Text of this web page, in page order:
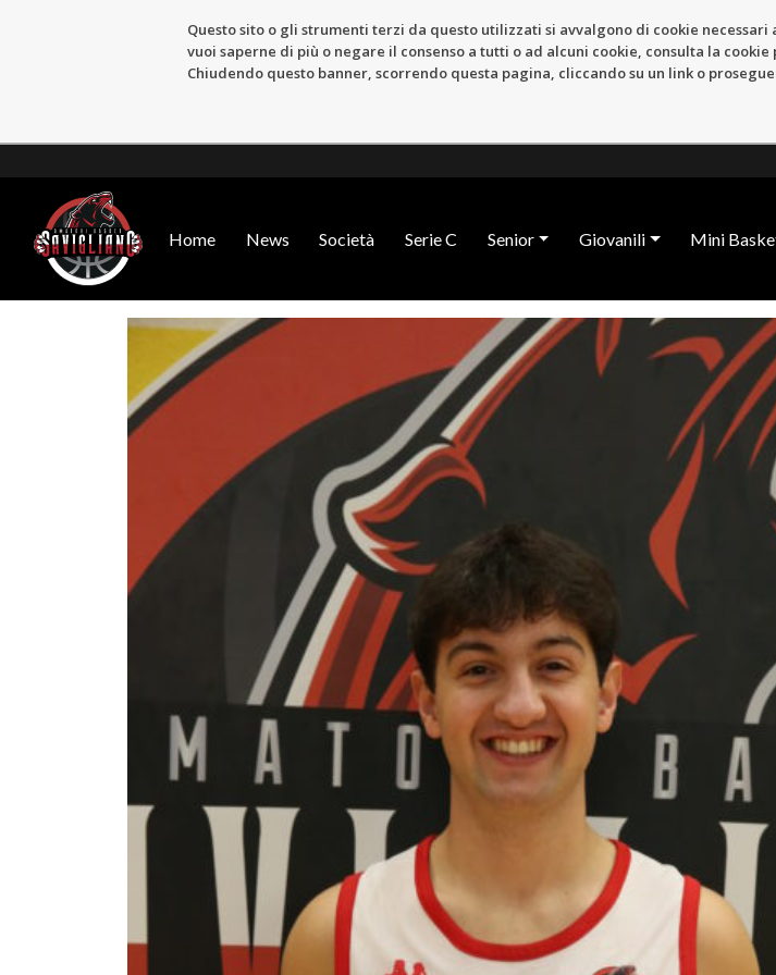
Questo sito o gli strumenti terzi da questo utilizzati si avvalgono di cookie
vuoi saperne di più o negare il consenso a tutti o ad alcuni cookie, consulta la cookie
Chiudendo questo banner, scorrendo questa pagina, cliccando su un link o
Home News Società Serie C Senior Giovanili Mini